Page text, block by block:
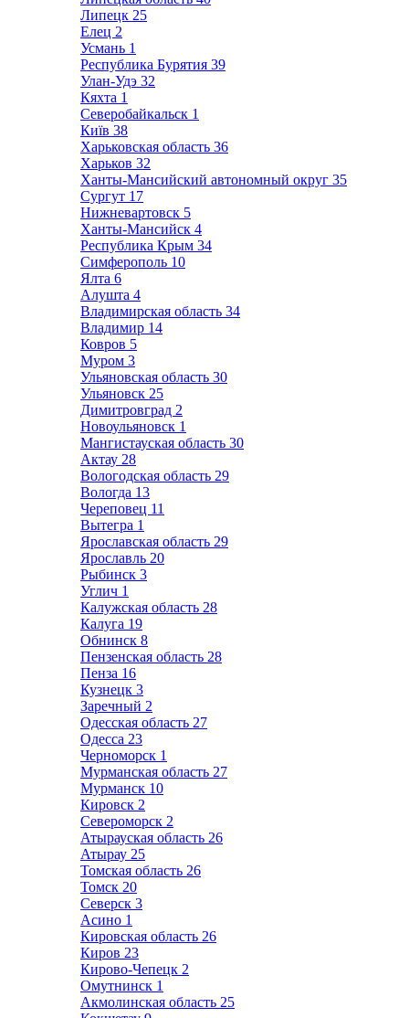
Липецк 25
Елец 2
Усмань 1
Республика Бурятия 39
Улан-Удэ 32
Кяхта 1
Северобайкальск 1
Київ 38
Харьковская область 36
Харьков 32
Ханты-Мансийский автономный округ 35
Сургут 17
Нижневартовск 5
Ханты-Мансийск 4
Республика Крым 34
Симферополь 10
Ялта 6
Алушта 4
Владимирская область 34
Владимир 14
Ковров 5
Муром 3
Ульяновская область 30
Ульяновск 25
Димитровград 2
Новоульяновск 1
Мангистауская область 30
Актау 28
Вологодская область 29
Вологда 13
Череповец 11
Вытегра 1
Ярославская область 29
Ярославль 20
Рыбинск 3
Углич 1
Калужская область 28
Калуга 19
Обнинск 8
Пензенская область 28
Пенза 16
Кузнецк 3
Заречный 2
Одесская область 27
Одесса 23
Черноморск 1
Мурманская область 27
Мурманск 10
Кировск 2
Североморск 2
Атырауская область 26
Атырау 25
Томская область 26
Томск 20
Северск 3
Асино 1
Кировская область 26
Киров 23
Кирово-Чепецк 2
Омутнинск 1
Акмолинская область 25